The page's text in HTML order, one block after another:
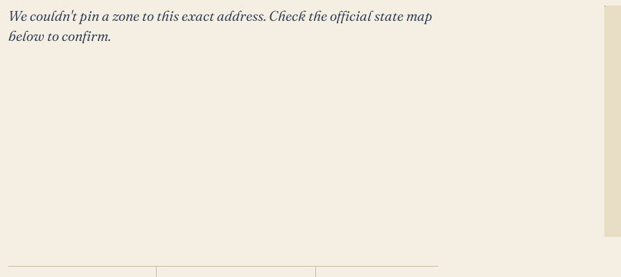
We couldn't pin a zone to this exact address. Check the official state map
below to confirm.